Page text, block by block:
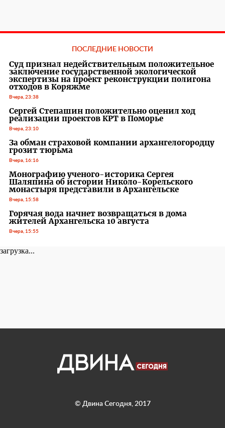
ПОСЛЕДНИЕ НОВОСТИ
Суд признал недействительным положительное
заключение государственной экологической
экспертизы на проект реконструкции полигона
отходов в Коряжме
Вчера, 23:38
Сергей Степашин положительно оценил ход
реализации проектов КРТ в Поморье
Вчера, 23:10
За обман страховой компании архангелогородцу
грозит тюрьма
Вчера, 16:16
Монографию ученого-историка Сергея
Шаляпина об истории Николо-Корельского
монастыря представили в Архангельске
Вчера, 15:58
Горячая вода начнет возвращаться в дома
жителей Архангельска 10 августа
Вчера, 15:55
загрузка...
© Двина Сегодня, 2017